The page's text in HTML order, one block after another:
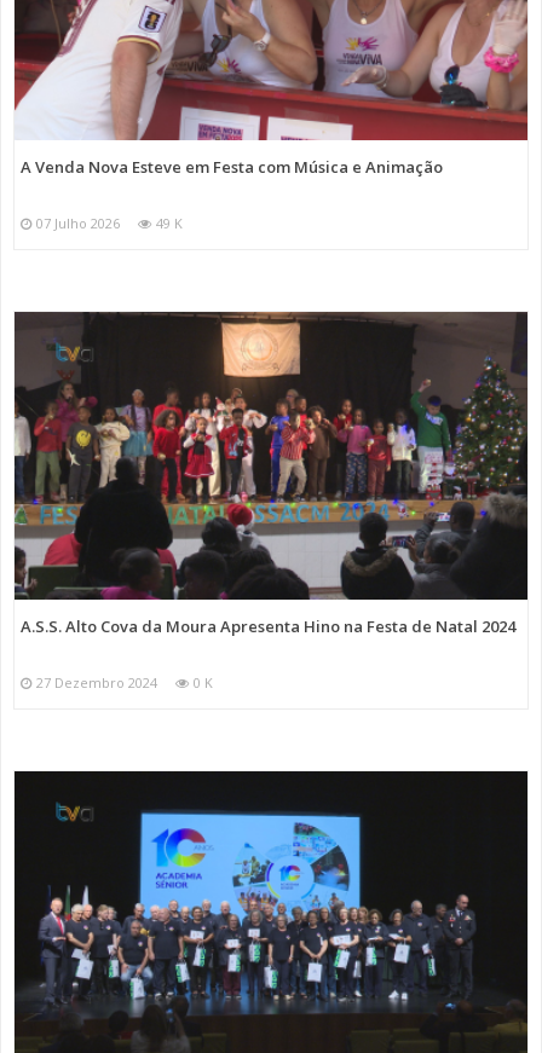
A Venda Nova Esteve em Festa com Música e Animação
07 Julho 2026 49 K
A.S.S. Alto Cova da Moura Apresenta Hino na Festa de Natal 2024
27 Dezembro 2024 0 K